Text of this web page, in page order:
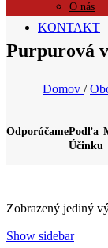
O nás
KONTAKT
Purpurová
Domov /
OdporúčamePodľa
Účinku
Zobrazený jediný
Show sidebar